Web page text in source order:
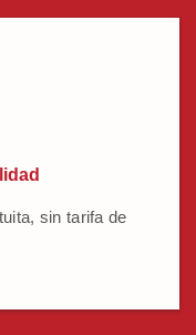
sin tarifa de